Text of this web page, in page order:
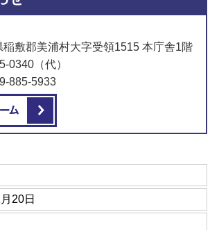
敷郡美浦村大字受領1515 本庁舎1階
0340（代）
885-5933
20日